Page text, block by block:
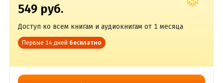
549 руб.
Доступ ко всем книгам и аудиокнигам от 1 месяца
Первые 14 дней бесплатно